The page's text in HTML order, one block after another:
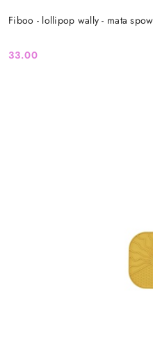
Fiboo - lollipop wally - mata
Cena:
33.00